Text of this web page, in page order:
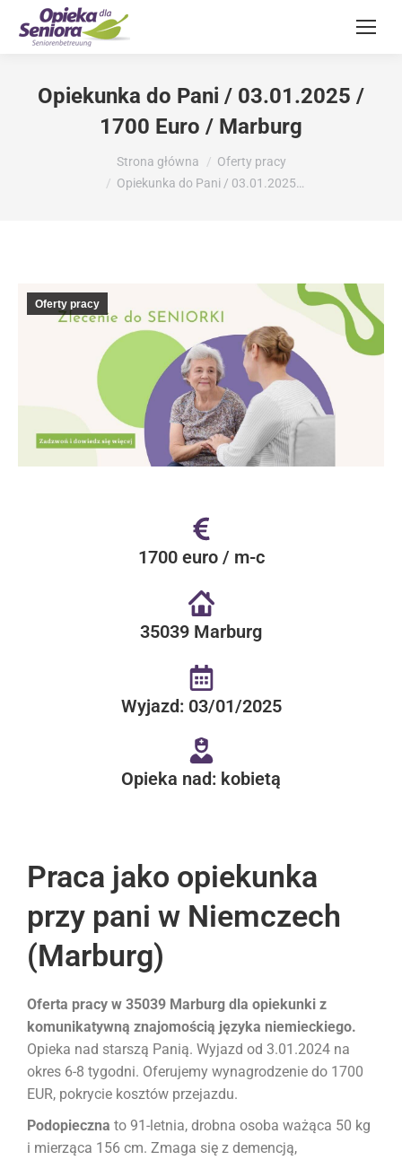
Opiekunka do Pani / 03.01.2025 /
1700 Euro / Marburg
Strona główna
Oferty pracy
Opiekunka do Pani / 03.01.2025…
Oferty pracy
1700 euro / m-c
35039 Marburg
Wyjazd: 03/01/2025
Opieka nad: kobietą
Praca jako opiekunka
przy pani w Niemczech
(Marburg)
Oferta pracy w 35039 Marburg dla opiekunki z
komunikatywną znajomością języka niemieckiego.
Opieka nad starszą Panią. Wyjazd od 3.01.2024 na
okres 6-8 tygodni. Oferujemy wynagrodzenie do 1700
EUR, pokrycie kosztów przejazdu.
Podopieczna to 91-letnia, drobna osoba ważąca 50 kg
i mierząca 156 cm. Zmaga się z demencją,